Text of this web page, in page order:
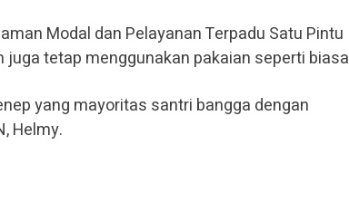
Modal dan Pelayanan Terpadu Satu Pintu
juga tetap menggunakan pakaian seperti
yang mayoritas santri bangga dengan
Helmy.